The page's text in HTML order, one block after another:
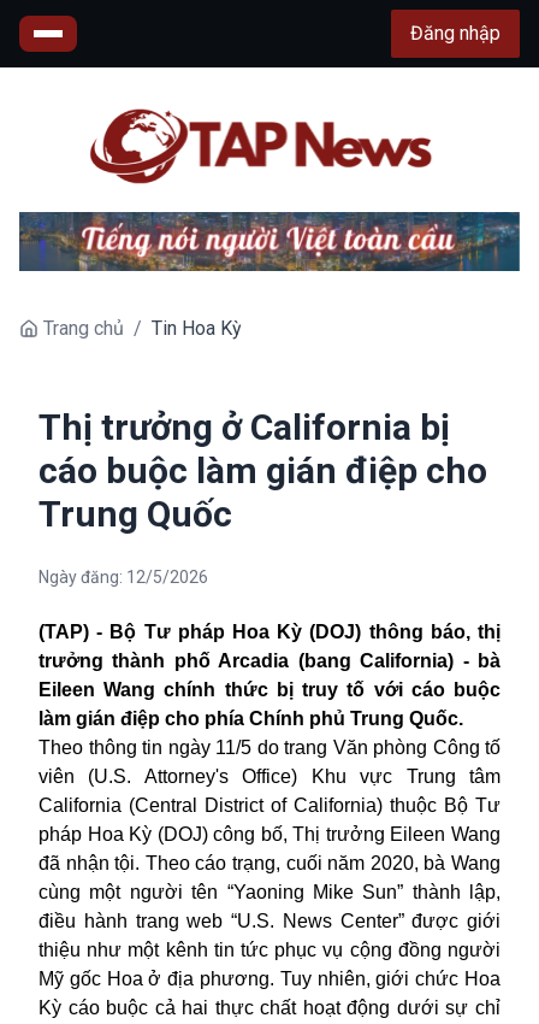
Đăng nhập
Trang chủ / Tin Hoa Kỳ
Thị trưởng ở California bị
cáo buộc làm gián điệp cho
Trung Quốc
Ngày đăng: 12/5/2026
(TAP) - Bộ Tư pháp Hoa Kỳ (DOJ) thông báo, thị
trưởng thành phố Arcadia (bang California) - bà
Eileen Wang chính thức bị truy tố với cáo buộc
làm gián điệp cho phía Chính phủ Trung Quốc.
Theo thông tin ngày 11/5 do trang Văn phòng Công tố
viên (U.S. Attorney's Office) Khu vực Trung tâm
California (Central District of California) thuộc Bộ Tư
pháp Hoa Kỳ (DOJ) công bố, Thị trưởng Eileen Wang
đã nhận tội. Theo cáo trạng, cuối năm 2020, bà Wang
cùng một người tên “Yaoning Mike Sun” thành lập,
điều hành trang web “U.S. News Center” được giới
thiệu như một kênh tin tức phục vụ cộng đồng người
Mỹ gốc Hoa ở địa phương. Tuy nhiên, giới chức Hoa
Kỳ cáo buộc cả hai thực chất hoạt động dưới sự chỉ